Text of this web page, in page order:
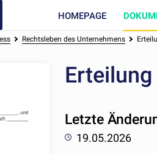
HOMEPAGE
Rechtsleben des Unternehmens
Letzte
19.05.2026